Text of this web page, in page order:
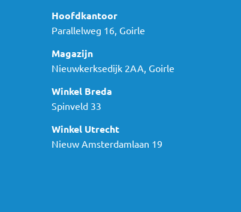
Hoofdkantoor
Parallelweg 16, Goirle
Magazijn
Nieuwkerksedijk 2AA, Goirle
Winkel Breda
Spinveld 33
Winkel Utrecht
Nieuw Amsterdamlaan 19